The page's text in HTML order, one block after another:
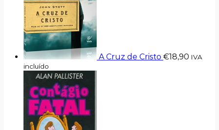
A Cruz de Cristo €18,90 IVA
incluído